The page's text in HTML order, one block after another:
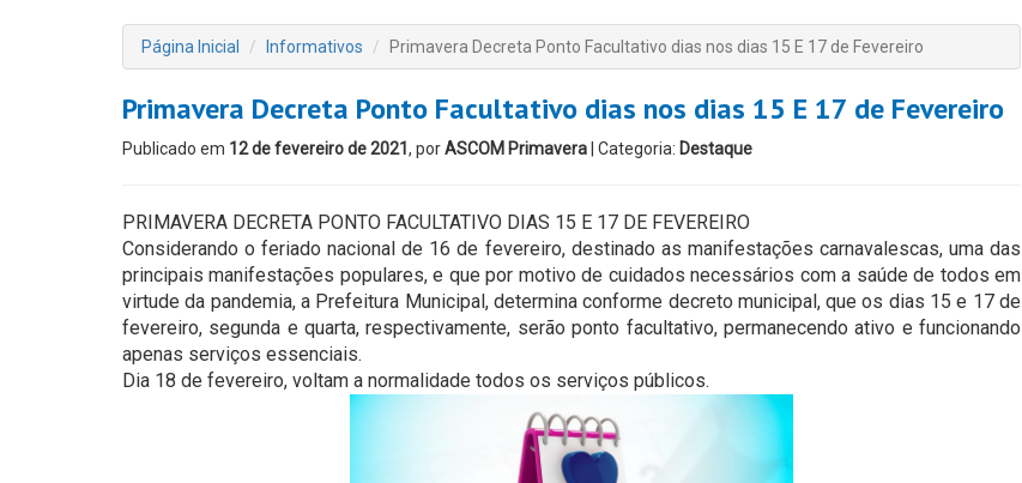
Página Inicial Informativos Primavera Decreta Ponto Facultativo dias nos dias 15 E 17 de Fevereiro
Primavera Decreta Ponto Facultativo dias nos dias 15 E 17 de Fevereiro
Publicado em 12 de fevereiro de 2021 , porASCOM Primavera | Categoria: Destaque
PRIMAVERA DECRETA PONTO FACULTATIVO DIAS 15 E 17 DE FEVEREIRO
Considerando o feriado nacional de 16 de fevereiro, destinado as manifestações carnavalescas, uma das
principais manifestações populares, e que por motivo de cuidados necessários com a saúde de todos em
virtude da pandemia, a Prefeitura Municipal, determina conforme decreto municipal, que os dias 15 e 17 de
fevereiro, segunda e quarta, respectivamente, serão ponto facultativo, permanecendo ativo e funcionando
apenas serviços essenciais.
Dia 18 de fevereiro, voltam a normalidade todos os serviços públicos.